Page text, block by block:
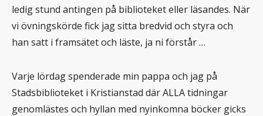
ledig stund antingen på biblioteket eller läsandes. När
vi övningskörde fick jag sitta bredvid och styra och
han satt i framsätet och läste, ja ni förstår …
Varje lördag spenderade min pappa och jag på
Stadsbiblioteket i Kristianstad där ALLA tidningar
genomlästes och hyllan med nyinkomna böcker gicks